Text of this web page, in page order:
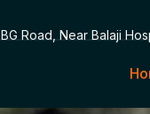
BG Road, Near Balaji